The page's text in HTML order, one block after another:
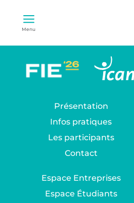
Menu
Présentation
Infos pratiques
Les participants
Contact
Espace Entreprises
Espace Étudiants